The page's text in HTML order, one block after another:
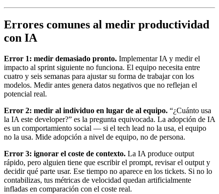
Errores comunes al medir productividad
con IA
Error 1: medir demasiado pronto. Implementar IA y medir el
impacto al sprint siguiente no funciona. El equipo necesita entre
cuatro y seis semanas para ajustar su forma de trabajar con los
modelos. Medir antes genera datos negativos que no reflejan el
potencial real.
Error 2: medir al individuo en lugar de al equipo. “¿Cuánto usa
la IA este developer?” es la pregunta equivocada. La adopción de IA
es un comportamiento social — si el tech lead no la usa, el equipo
no la usa. Mide adopción a nivel de equipo, no de persona.
Error 3: ignorar el coste de contexto. La IA produce output
rápido, pero alguien tiene que escribir el prompt, revisar el output y
decidir qué parte usar. Ese tiempo no aparece en los tickets. Si no lo
contabilizas, tus métricas de velocidad quedan artificialmente
infladas en comparación con el coste real.